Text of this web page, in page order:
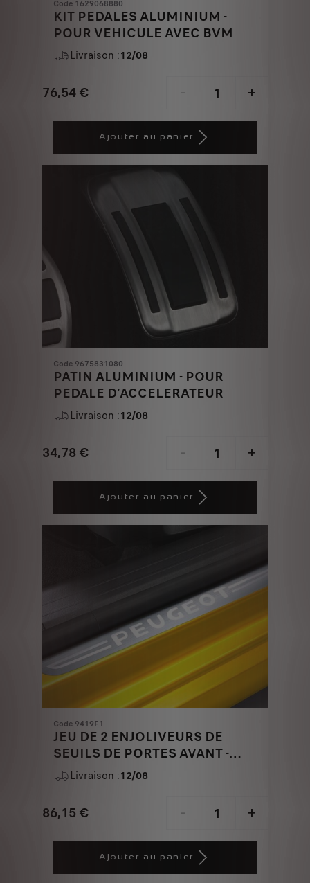
Code 1629068880
KIT PEDALES ALUMINIUM -
POUR VEHICULE AVEC BVM
Livraison :12/08
76,54 €
Price
€
- +
Quantity
1
Ajouter au panier
Code 9675831080
PATIN ALUMINIUM - POUR
PEDALE D’ACCELERATEUR
Livraison :12/08
34,78 €
Price
€
- +
Quantity
1
Ajouter au panier
Code 9419F1
JEU DE 2 ENJOLIVEURS DE
SEUILS DE PORTES AVANT -
ASPECT INOX BROSSE
Livraison :12/08
86,15 €
Price
- +
Quantity
Ajouter au panier